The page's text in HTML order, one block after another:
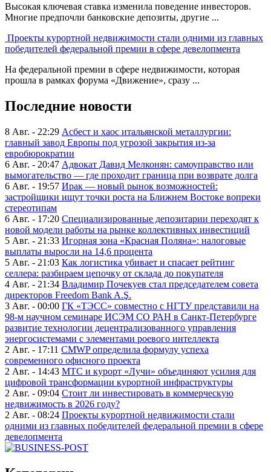
Высокая ключевая ставка изменила поведение инвесторов.
Многие предпочли банковские депозиты, другие ...
Проекты курортной недвижимости стали одними из главных
победителей федеральной премии в сфере девелопмента
На федеральной премии в сфере недвижимости, которая
прошла в рамках форума «Движение», сразу ...
Последние новости
8 Авг. - 22:29 Асбест и хаос итальянской металлургии:
главный завод Европы под угрозой закрытия из-за
евробюрократии
6 Авг. - 20:47 Адвокат Давид Мелконян: самоуправство или
вымогательство — где проходит граница при возврате долга
6 Авг. - 19:57 Ирак — новый рынок возможностей:
застройщики ищут точки роста на Ближнем Востоке вопреки
стереотипам
6 Авг. - 17:20 Специализированные депозитарии переходят к
новой модели работы на рынке коллективных инвестиций
5 Авг. - 21:33 Игорная зона «Красная Поляна»: налоговые
выплаты выросли на 14,6 процента
5 Авг. - 21:03 Как логистика убивает и спасает рейтинг
селлера: разбираем цепочку от склада до покупателя
4 Авг. - 21:34 Владимир Почекуев стал председателем совета
директоров Freedom Bank A.Ş.
3 Авг. - 00:00 ГК «ТЭСС» совместно с НГТУ представили на
98-м научном семинаре ИСЭМ СО РАН в Санкт-Петербурге
развитие технологии децентрализованного управления
энергосистемами с элементами роевого интеллекта
2 Авг. - 17:11 CMWP определила формулу успеха
современного офисного проекта
2 Авг. - 14:43 МТС и курорт «Лучи» объединяют усилия для
цифровой трансформации курортной инфраструктуры
2 Авг. - 09:04 Стоит ли инвестировать в коммерческую
недвижимость в 2026 году?
2 Авг. - 08:24 Проекты курортной недвижимости стали
одними из главных победителей федеральной премии в сфере
девелопмента